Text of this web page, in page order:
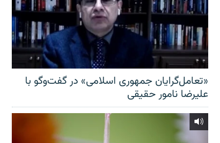
«تعامل‌گرایان جمهوری اسلامی» در گفت‌وگو با
علیرضا نامور حقیقی